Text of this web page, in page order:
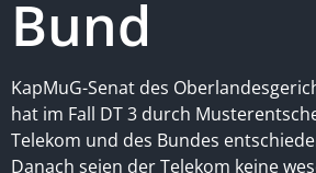
Bund
KapMuG-Senat des
hat im Fall DT 3 durch
Telekom und des Bundes
Danach seien der Telekom keine